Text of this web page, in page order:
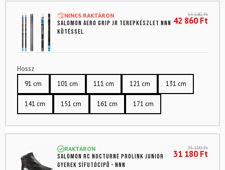
NINCS RAKTÁRON
SALOMON Aero Grip Jr terepkészlet NNN
kötéssel
54 580Ft
42 860Ft
Hossz
91 cm
101 cm 111 cm 121 cm 131 cm
141 cm 151 cm 161 cm 171 cm
RAKTÁRON
SALOMON RC Nocturne Prolink Junior
gyerek sífutócipő - NNN
35 100Ft
31 180Ft